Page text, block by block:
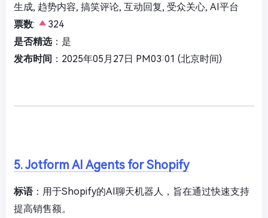
生成, 趋势内容, 搞笑评论, 互动回复, 受众关心, AI平台
票数:
324
是否精选：是
发布时间 ：2025年05月27日 PM03:01 (北京时间)
5. Jotform AI Agents for Shopify
标语：用于Shopify的AI聊天机器人，旨在通过快速支持
提高销售额。